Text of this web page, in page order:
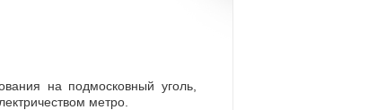
на подмосковный уголь,
метро.